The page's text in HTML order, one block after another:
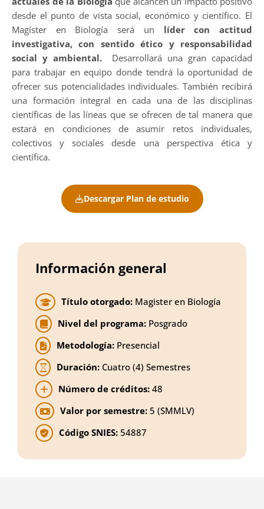
desde el punto de vista social, económico y científico. El
Magíster en Biología será un líder con actitud
investigativa, con sentido ético y responsabilidad
social y ambiental.
Desarrollará una gran capacidad
para trabajar en equipo donde tendrá la oportunidad de
ofrecer sus potencialidades individuales. También recibirá
una formación integral en cada una de las disciplinas
científicas de las líneas que se ofrecen de tal manera que
estará en condiciones de asumir retos individuales,
colectivos y sociales desde una perspectiva ética y
científica.
Descargar Plan de estudio
Información general
Título otorgado: Magister en Biología
Nivel del programa: Posgrado
Metodología: Presencial
Duración: Cuatro (4) Semestres
Número de créditos: 48
Valor por semestre: 5 (SMMLV)
Código SNIES: 54887